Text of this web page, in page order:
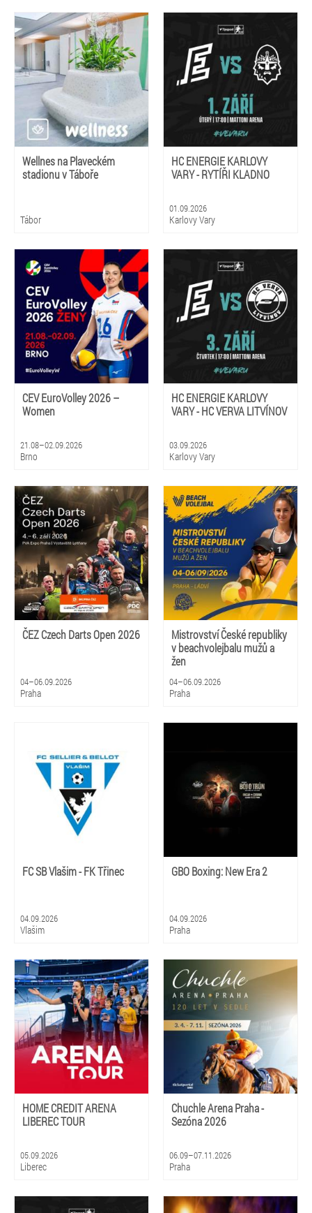
Wellnes na Plaveckém
stadionu v Táboře
Tábor
HC ENERGIE KARLOVY
VARY - RYTÍŘI KLADNO
01.09.2026
Karlovy Vary
CEV EuroVolley 2026 –
Women
21.08–02.09.2026
Brno
HC ENERGIE KARLOVY
VARY - HC VERVA LITVÍNOV
03.09.2026
Karlovy Vary
ČEZ Czech Darts Open 2026
04–06.09.2026
Praha
Mistrovství České republiky
v beachvolejbalu mužů a
žen
04–06.09.2026
Praha
FC SB Vlašim - FK Třinec
04.09.2026
Vlašim
GBO Boxing: New Era 2
04.09.2026
Praha
HOME CREDIT ARENA
LIBEREC TOUR
05.09.2026
Liberec
Chuchle Arena Praha -
Sezóna 2026
06.09–07.11.2026
Praha